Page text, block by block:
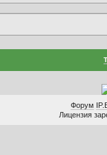
Форум
Лицензия